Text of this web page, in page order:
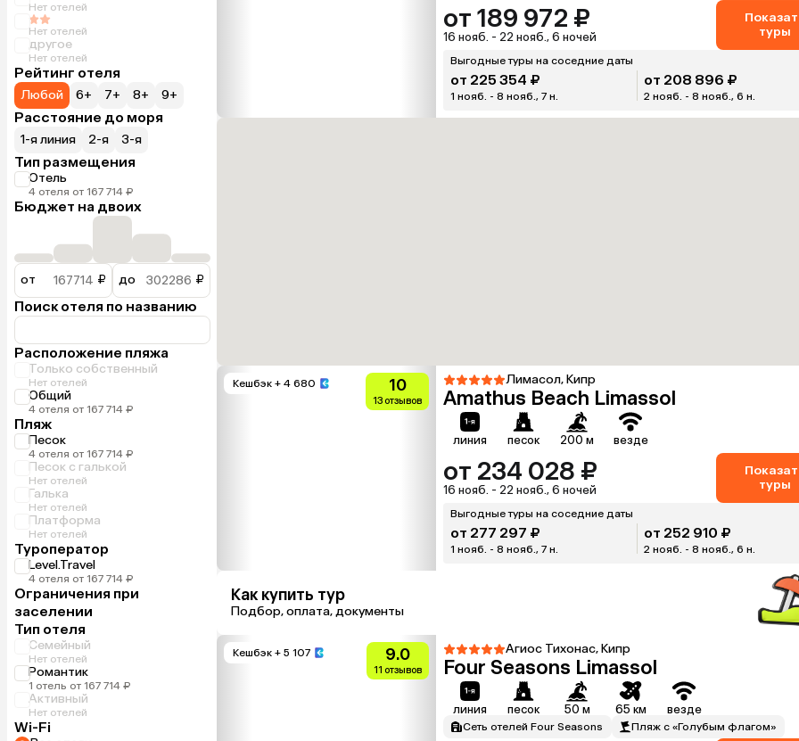
Нет отелей
Нет отелей
другое
Нет отелей
Рейтинг отеля
Любой 6+ 7+ 8+ 9+
Расстояние до моря
1-я линия 2-я 3-я
Тип размещения
Отель
4 отеля от 167 714 ₽
Бюджет на двоих
от ₽ до ₽
Поиск отеля по названию
Расположение пляжа
Только собственный
Нет отелей
Общий
4 отеля от 167 714 ₽
Пляж
Песок
4 отеля от 167 714 ₽
Песок с галькой
Нет отелей
Галька
Нет отелей
Платформа
Нет отелей
Туроператор
Level.Travel
4 отеля от 167 714 ₽
Ограничения при
заселении
Тип отеля
Семейный
Нет отелей
Романтик
1 отель от 167 714 ₽
Активный
Нет отелей
Wi-Fi
от 189 972 ₽
16 нояб. - 22 нояб., 6 ночей
туры
Выгодные туры на соседние даты
от 225 354 ₽
1 нояб. - 8 нояб., 7 н.
от 208 896 ₽
2 нояб. - 8 нояб., 6 н.
Кешбэк + 4 680 10
13 отзывов
Лимасол, Кипр
Amathus Beach Limassol
линия песок 200 м везде
от 234 028 ₽
16 нояб. - 22 нояб., 6 ночей
туры
Выгодные туры на соседние даты
от 277 297 ₽
1 нояб. - 8 нояб., 7 н.
от 252 910 ₽
2 нояб. - 8 нояб., 6 н.
Как купить тур
Подбор, оплата, документы
Кешбэк + 5 107 9.0
11 отзывов
Агиос Тихонас, Кипр
Four Seasons Limassol
линия песок 50 м 65 км везде
Сеть отелей Four Seasons Пляж с «Голубым флагом»